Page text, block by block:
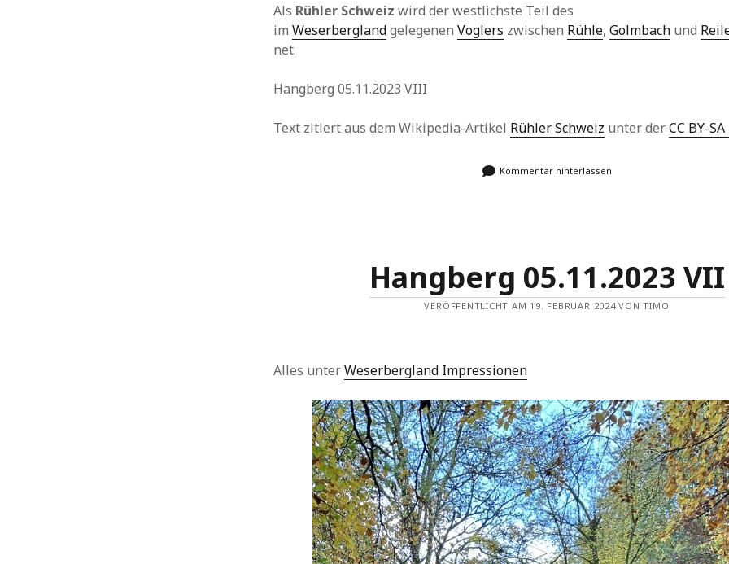
Als Rühler Schweiz wird der westlichste Teil des
imWeserberglandgelegenenVoglers zwischen Rühle,Golmbach und
net.
Hangberg 05.11.2023 VIII
Text zitiert aus dem Wikipedia-Artikel Rühler Schweiz unter derCC BY-SA
Kommentar hinterlassen
Hangberg 05.11.2023 VII
VERÖFFENTLICHT AM 19. FEBRUAR 2024 VON TIMO
Alles unterWeserbergland Impressionen